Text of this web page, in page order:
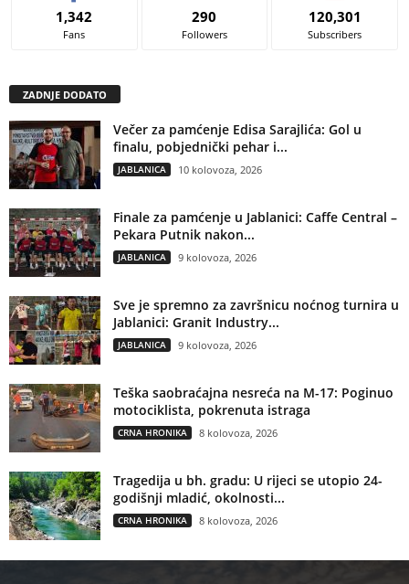
1,342
Fans
290
Followers
120,301
Subscribers
ZADNJE DODATO
Večer za pamćenje Edisa Sarajlića: Gol u
finalu, pobjednički pehar i...
JABLANICA 10 kolovoza, 2026
Finale za pamćenje u Jablanici: Caffe Central –
Pekara Putnik nakon...
JABLANICA 9 kolovoza, 2026
Sve je spremno za završnicu noćnog turnira u
Jablanici: Granit Industry...
JABLANICA 9 kolovoza, 2026
Teška saobraćajna nesreća na M-17: Poginuo
motociklista, pokrenuta istraga
CRNA HRONIKA 8 kolovoza, 2026
Tragedija u bh. gradu: U rijeci se utopio 24-
godišnji mladić, okolnosti...
CRNA HRONIKA 8 kolovoza, 2026